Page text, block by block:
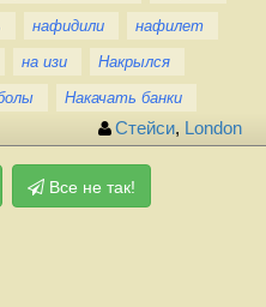
нафидили
нафилет
на изи
Накрылся
Накачать банки
Стейси, London
Все не так!